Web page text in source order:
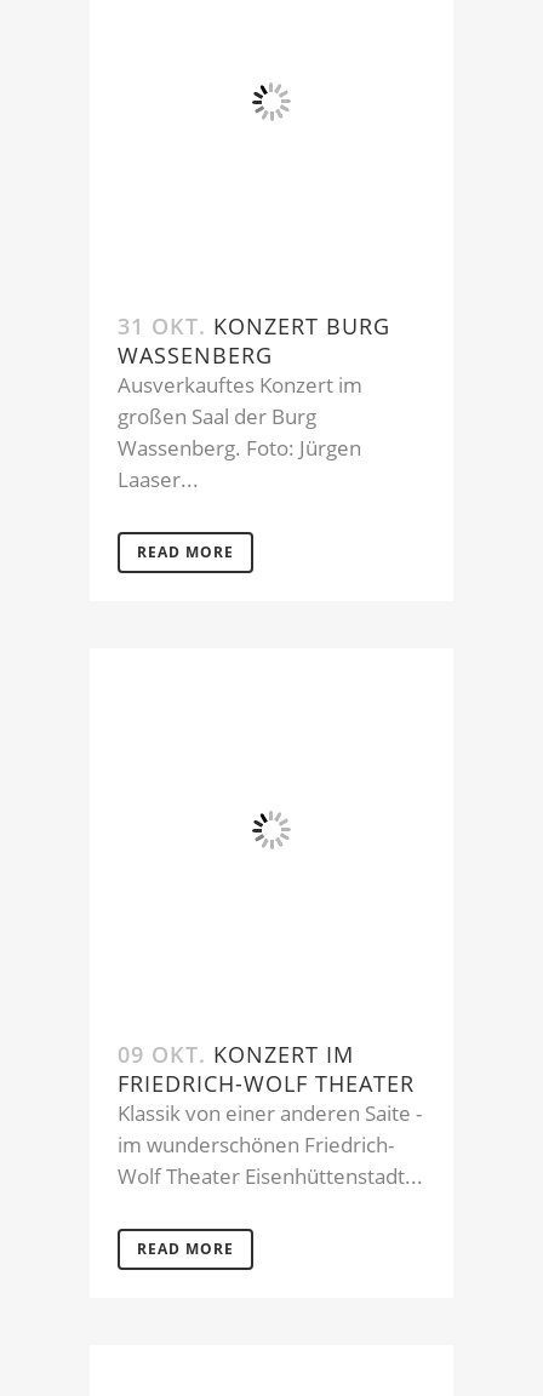
31 OKT. KONZERT BURG
WASSENBERG
Ausverkauftes Konzert im
großen Saal der Burg
Wassenberg. Foto: Jürgen
Laaser...
READ MORE
09 OKT. KONZERT IM
FRIEDRICH-WOLF THEATER
Klassik von einer anderen Saite -
im wunderschönen Friedrich-
Wolf Theater Eisenhüttenstadt...
READ MORE